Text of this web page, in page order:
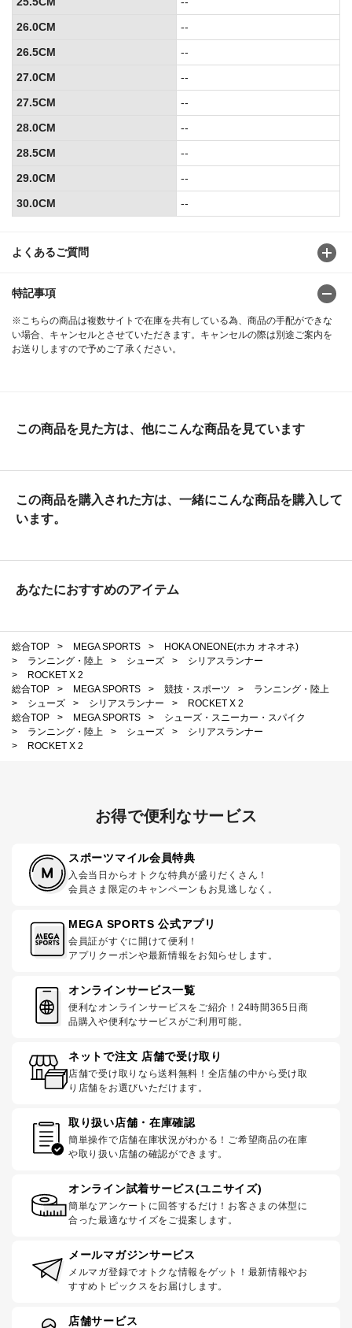
よくあるご質問
特記事項
※こちらの商品は複数サイトで在庫を共有している為、商品の手配ができな
い場合、キャンセルとさせていただきます。キャンセルの際は別途ご案内を
お送りしますので予めご了承ください。
26.0CM
--
26.5CM
--
27.0CM
--
27.5CM
--
28.0CM
--
28.5CM
--
29.0CM
--
30.0CM
--
この商品を見た方は、他にこんな商品を見ています
この商品を購入された方は、一緒にこんな商品を購入して
います。
あなたにおすすめのアイテム
総合TOP > MEGA SPORTS >
HOKA ONEONE(ホカ オネオネ)
>
ランニング・陸上 > シューズ >
シリアスランナー
>
ROCKET X 2
総合TOP
> MEGA SPORTS > 競技・スポーツ >
ランニング・陸上
>
シューズ > シリアスランナー >
ROCKET X 2
総合TOP
> MEGA SPORTS >
シューズ・スニーカー・スパイク
>
ランニング・陸上 > シューズ >
シリアスランナー
>
ROCKET X 2
お得で便利なサービス
スポーツマイル会員特典
入会当日からオトクな特典が盛りだくさん！
会員さま限定のキャンペーンもお見逃しなく。
MEGA SPORTS 公式アプリ
会員証がすぐに開けて便利！
アプリクーポンや最新情報をお知らせします。
オンラインサービス一覧
便利なオンラインサービスをご紹介！24時間365日商
品購入や便利なサービスがご利用可能。
ネットで注文 店舗で受け取り
店舗で受け取りなら送料無料！全店舗の中から受け取
り店舗をお選びいただけます。
取り扱い店舗・在庫確認
簡単操作で店舗在庫状況がわかる！ご希望商品の在庫
や取り扱い店舗の確認ができます。
オンライン試着サービス(ユニサイズ)
簡単なアンケートに回答するだけ！お客さまの体型に
合った最適なサイズをご提案します。
メールマガジンサービス
メルマガ登録でオトクな情報をゲット！最新情報やお
すすめトピックスをお届けします。
店舗サービス